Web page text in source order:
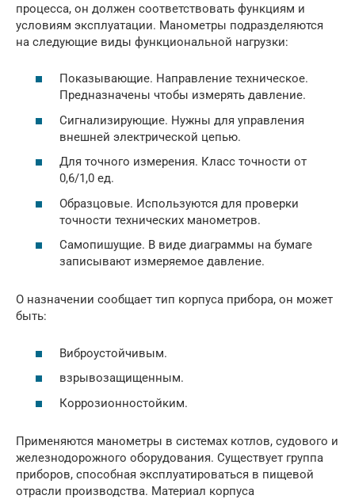
процесса, он должен соответствовать функциям и
условиям эксплуатации. Манометры подразделяются
на следующие виды функциональной нагрузки:
Показывающие. Направление техническое.
Предназначены чтобы измерять давление.
Сигнализирующие. Нужны для управления
внешней электрической цепью.
Для точного измерения. Класс точности от
0,6/1,0 ед.
Образцовые. Используются для проверки
точности технических манометров.
Самопишущие. В виде диаграммы на бумаге
записывают измеряемое давление.
О назначении сообщает тип корпуса прибора, он может
быть:
Виброустойчивым.
взрывозащищенным.
Коррозионностойким.
Применяются манометры в системах котлов, судового и
железнодорожного оборудования. Существует группа
приборов, способная эксплуатироваться в пищевой
отрасли производства. Материал корпуса